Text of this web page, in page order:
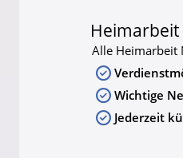
Alle Heimarbeit
Wichtige
Jederzeit